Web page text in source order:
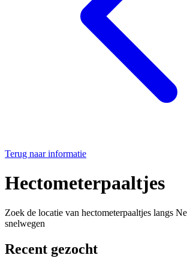
Terug naar informatie
Hectometerpaaltjes
Zoek de locatie van hectometerpaaltjes langs
snelwegen
Recent gezocht